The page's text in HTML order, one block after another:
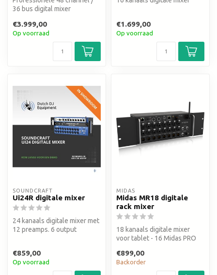
36 bus digital mixer
€3.999,00
Op voorraad
€1.699,00
Op voorraad
SOUNDCRAFT
Ui24R digitale mixer
24 kanaals digitale mixer met
12 preamps. 6 output
€859,00
Op voorraad
MIDAS
Midas MR18 digitale
rack mixer
18 kanaals digitale mixer
voor tablet - 16 Midas PRO
wif...
€899,00
Backorder